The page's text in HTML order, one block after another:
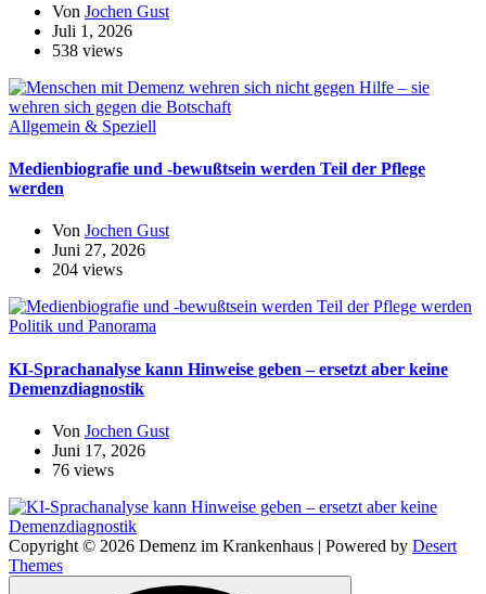
Von Jochen Gust
Juli 1, 2026
538 views
Allgemein & Speziell
Medienbiografie und -bewußtsein werden Teil der Pflege
werden
Von Jochen Gust
Juni 27, 2026
204 views
Politik und Panorama
KI-Sprachanalyse kann Hinweise geben – ersetzt aber keine
Demenzdiagnostik
Von Jochen Gust
Juni 17, 2026
76 views
Copyright © 2026 Demenz im Krankenhaus | Powered by Desert
Themes